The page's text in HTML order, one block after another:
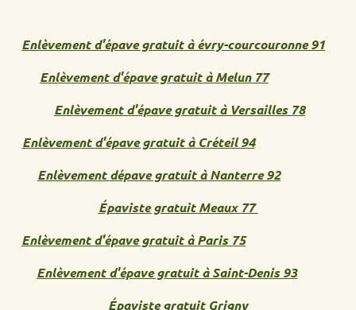
Enlèvement d'épave gratuit à évry-courcouronne 91
Enlèvement d'épave gratuit à Melun 77
Enlèvement d'épave gratuit à Versailles 78
Enlèvement d'épave gratuit à Créteil 94
Enlèvement dépave gratuit à Nanterre 92
Épaviste gratuit Meaux 77
Enlèvement d'épave gratuit à Paris 75
Enlèvement d'épave gratuit à Saint-Denis 93
Épaviste gratuit Grigny